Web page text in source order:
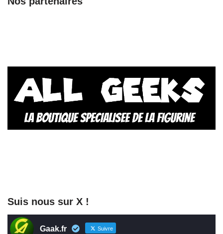
Suis nous sur X !
Gaak.fr Suivre